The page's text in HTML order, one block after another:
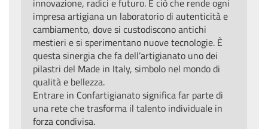
impresa artigiana un laboratorio di autenticità e
cambiamento, dove si custodiscono antichi
mestieri e si sperimentano nuove tecnologie. È
questa sinergia che fa dell’artigianato uno dei
pilastri del Made in Italy, simbolo nel mondo di
qualità e bellezza.
Entrare in Confartigianato significa far parte di
una rete che trasforma il talento individuale in
forza condivisa.